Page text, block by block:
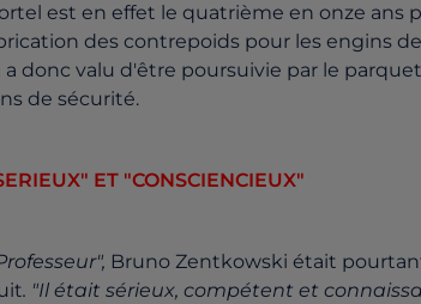
est en effet le quatrième en onze
des contrepoids pour les engins
donc valu d'être poursuivie par le
de sécurité.
ET "CONSCIENCIEUX"
Bruno Zentkowski était
. "Il était sérieux, compétent et